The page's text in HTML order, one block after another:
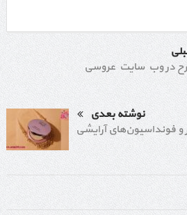
در وب سایت عروسی
نوشته بعدی
و فونداسیون‌های آرایشی